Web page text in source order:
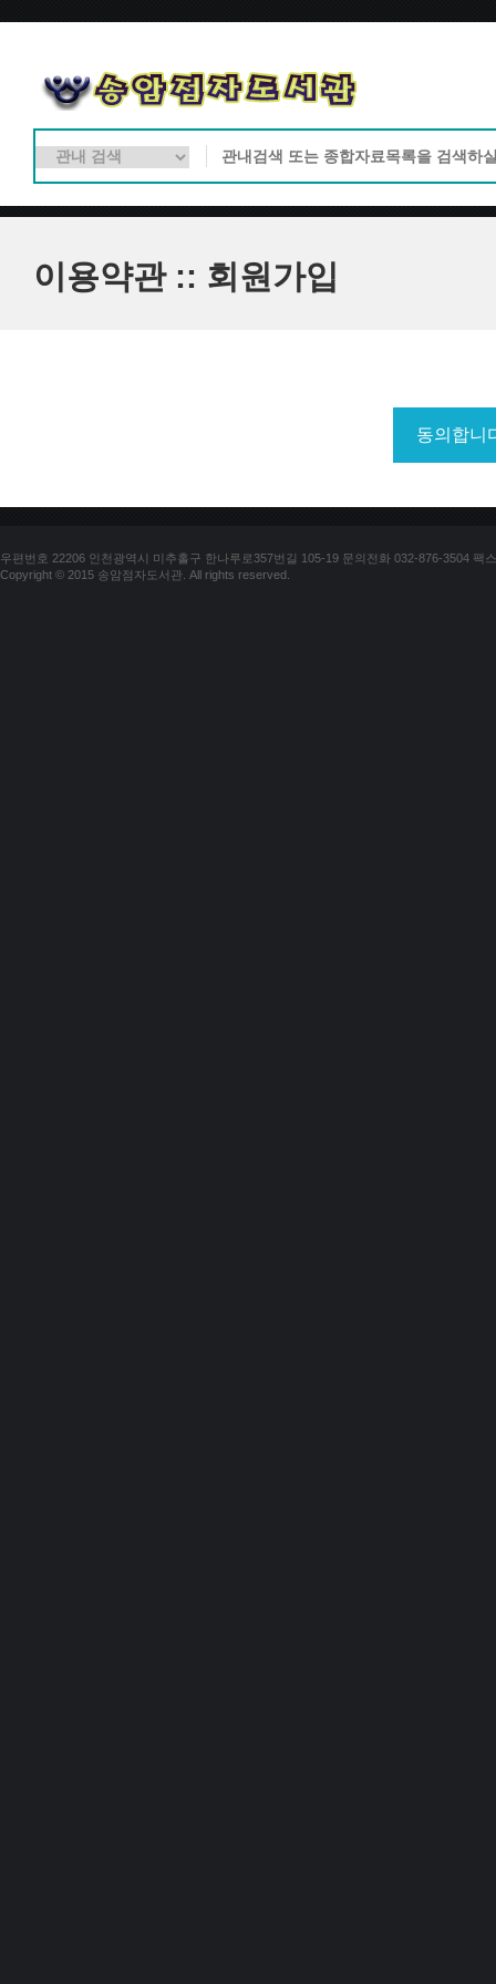
이용약관 :: 회원가입
우편번호 22206 인천광역시 미추홀구 한나루로357번길 105-19 문의전화 032-876-3504 팩
Copyright © 2015 송암점자도서관. All rights reserved.